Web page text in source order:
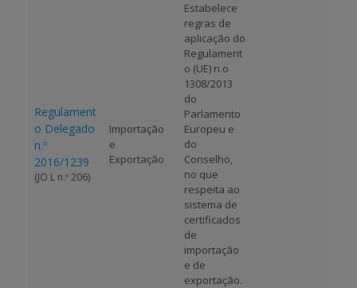
Regulament
o Delegado
n.º
2016/1239
(JO L n.º 206)
Importação
e
Exportação
Estabelece
regras de
aplicação do
Regulament
o (UE) n.o
1308/2013
do
Parlamento
Europeu e
do
Conselho,
no que
respeita ao
sistema de
certificados
de
importação
e de
exportação.